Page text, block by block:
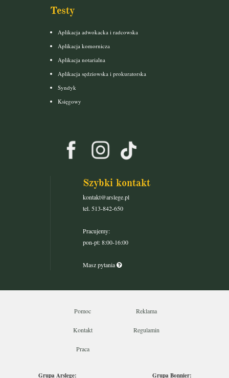
Testy
Aplikacja adwokacka i radcowska
Aplikacja komornicza
Aplikacja notarialna
Aplikacja sędziowska i prokuratorska
Syndyk
Księgowy
Szybki kontakt
kontakt@arslege.pl
tel. 513-842-650
Pracujemy:
pon-pt: 8:00-16:00
Masz pytania
Pomoc Reklama
Kontakt Regulamin
Praca
Grupa Arslege: Grupa Bonnier: